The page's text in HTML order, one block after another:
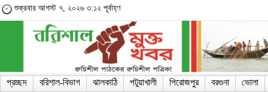
শুক্রবার আগস্ট ৭, ২০২৬ ৩:১২ পূর্বাহ্ণ
প্রচ্ছদ বরিশাল-বিভাগ ঝালকাঠি পটুয়াখালী পিরোজপুর বরগুনা ভোলা